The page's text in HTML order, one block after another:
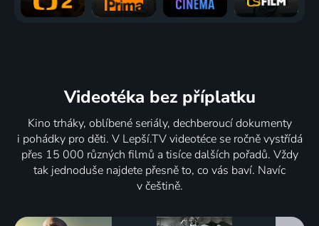
Videotéka bez příplatku
Kino trháky, oblíbené seriály, dechberoucí dokumenty
i pohádky pro děti. V Lepší.TV videotéce se ročně vystřídá
přes 15 000 různých filmů a tisíce dalších pořadů. Vždy
tak jednoduše najdete přesně to, co vás baví. Navíc
v češtině.